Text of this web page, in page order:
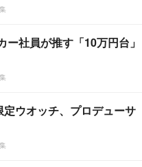
ー社員が推す「10万円台」
定ウオッチ、プロデューサ